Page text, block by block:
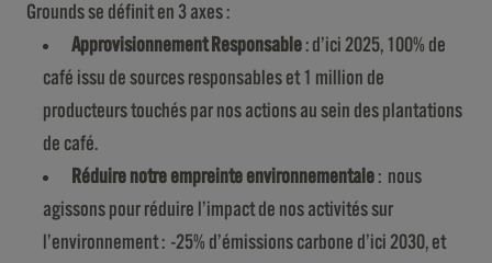
Grounds se définit en 3 axes :
Approvisionnement Responsable : d’ici 2025, 100% de
café issu de sources responsables et 1 million de
producteurs touchés par nos actions au sein des plantations
de café.
Réduire notre empreinte environnementale : nous
agissons pour réduire l’impact de nos activités sur
l’environnement : -25% d’émissions carbone d’ici 2030, et